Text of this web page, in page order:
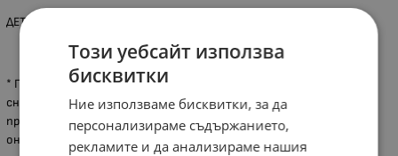
ДЕТАЙЛИ ЗА ПРОДУКТА
* При някои артикули са възможни разлики между показаната
снимка и реалния продукт, поради актуализация на дизайна от
производителя или неналичие на каталожна снимка, за което
онлайн магазинът не носи отговорност.
Този уебсайт използва
бисквитки
Ние използваме бисквитки, за да
персонализираме съдържанието,
рекламите и да анализираме нашия